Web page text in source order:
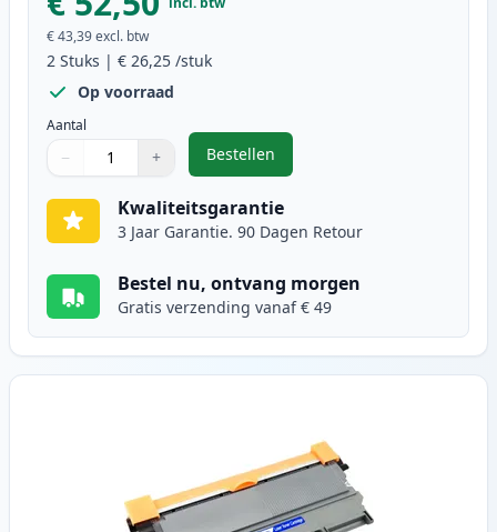
€ 43,39excl. btw
2 Stuks | € 26,25 /stuk
Op voorraad
Aantal
Gebruik de knoppen om aan te passen
− +
1
Bestellen
,2 stuks Brother TN2010 toner
Kwaliteitsgarantie
3 Jaar Garantie. 90 Dagen Retour
Bestel nu, ontvang morgen
Gratis verzending vanaf € 49